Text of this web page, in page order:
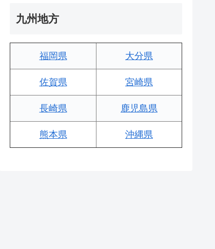
九州地方
福岡県 大分県
佐賀県 宮崎県
長崎県 鹿児島県
熊本県 沖縄県